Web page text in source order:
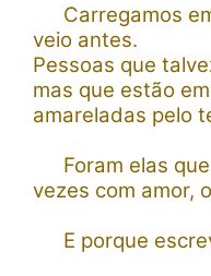
Carregamos
veio antes.
Pessoas que
mas que estão
amareladas pelo
Foram elas
vezes com amor,
E porque